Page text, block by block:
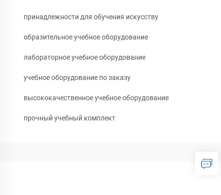
принадлежности для обучения искусству
образительное учебное оборудование
лабораторное учебное оборудование
учебное оборудование по заказу
высококачественное учебное оборудование
прочный учебный комплект